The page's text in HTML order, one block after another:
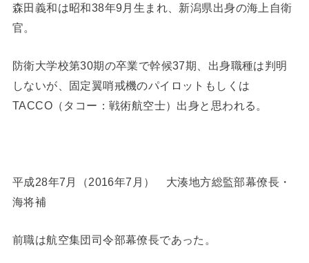
森田義和は昭和38年9月生まれ、新潟県出身の海上自衛
官。
防衛大学校第30期の卒業で幹候37期、出身職種は判明
しないが、固定翼哨戒機のパイロットもしくは
TACCO（タコー：戦術航空士）出身と思われる。
平成28年7月（2016年7月） 大湊地方総監部幕僚長・
海将補
前職は航空集団司令部幕僚長であった。